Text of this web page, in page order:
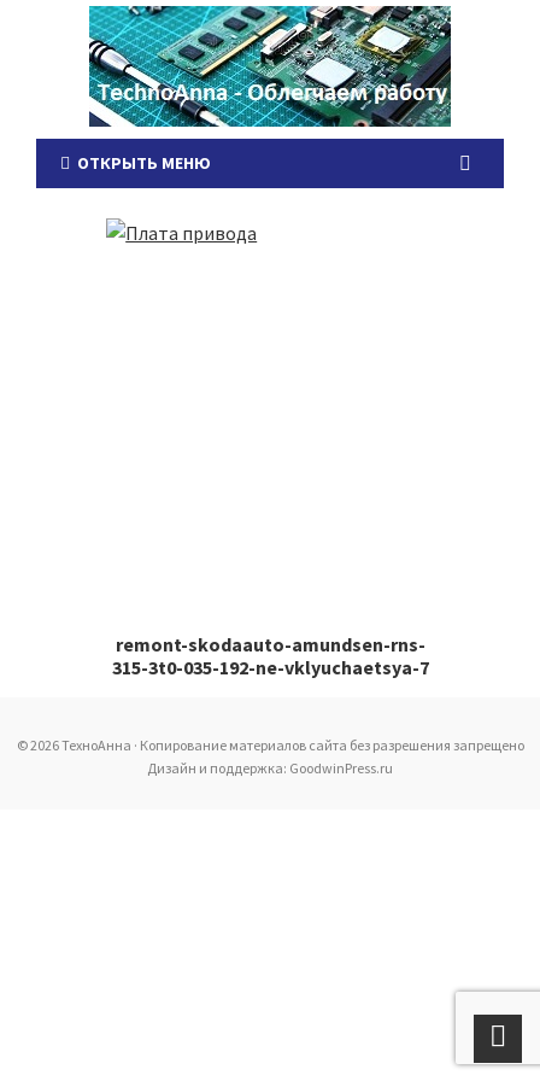
ОТКРЫТЬ МЕНЮ
remont-skodaauto-amundsen-rns-
315-3t0-035-192-ne-vklyuchaetsya-7
© 2026 ТехноАнна · Копирование материалов сайта без разрешения запрещено
Дизайн и поддержка: GoodwinPress.ru